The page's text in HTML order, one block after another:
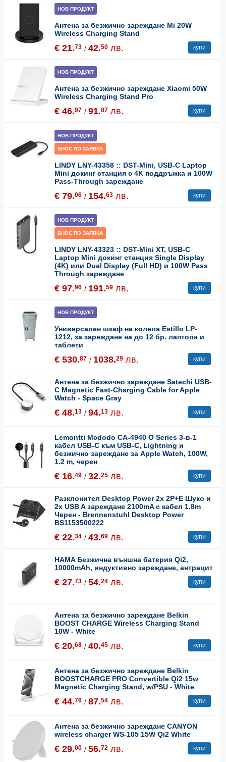
НОВ ПРОДУКТ
Антена за безжично зареждане Mi 20W
Wireless Charging Stand
€ 21.73 / 42.50 лв. купи
НОВ ПРОДУКТ
Антена за безжично зареждане Xiaomi 50W
Wireless Charging Stand Pro
€ 46.97 / 91.87 лв. купи
НОВ ПРОДУКТ
ВНОС ПО ЗАЯВКА
LINDY LNY-43358 :: DST-Mini, USB-C Laptop
Mini докинг станция с 4K поддръжка и 100W
Pass-Through зареждане
€ 79.06 / 154.63 лв. купи
НОВ ПРОДУКТ
ВНОС ПО ЗАЯВКА
LINDY LNY-43323 :: DST-Mini XT, USB-C
Laptop Mini докинг станция Single Display
(4K) или Dual Display (Full HD) и 100W Pass
Through зареждане
€ 97.96 / 191.59 лв. купи
НОВ ПРОДУКТ
Универсален шкаф на колела Estillo LP-
1212, за зареждане на до 12 бр. лаптопи и
таблети
€ 530.87 / 1038.29 лв. купи
Антена за безжично зареждане Satechi USB-
C Magnetic Fast-Charging Cable for Apple
Watch - Space Gray
€ 48.13 / 94.13 лв. купи
Lemontti Mcdodo CA-4940 O Series 3-в-1
кабел USB-C към USB-C, Lightning и
безжично зареждане за Apple Watch, 100W,
1.2 m, черен
€ 16.49 / 32.25 лв. купи
Разклонител Desktop Power 2x 2P+E Шуко и
2x USB A зареждане 2100mA с кабел 1.8m
Черен - Brennenstuhl Desktop Power
BS1153500222
€ 22.34 / 43.69 лв. купи
HAMA Безжична външна батерия Qi2,
10000mAh, индуктивно зареждане, антрацит
€ 27.73 / 54.24 лв. купи
Антена за безжично зареждане Belkin
BOOST CHARGE Wireless Charging Stand
10W - White
€ 20.68 / 40.45 лв. купи
Антена за безжично зареждане Belkin
BOOSTCHARGE PRO Convertible Qi2 15w
Magnetic Charging Stand, w/PSU - White
€ 44.76 / 87.54 лв. купи
Антена за безжично зареждане CANYON
wireless charger WS-105 15W Qi2 White
€ 29.00 / 56.72 лв. купи